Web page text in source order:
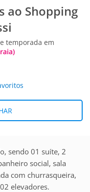
ao Shopping
temporada em
sendo 01 suíte, 2
social, sala
com churrasqueira,
elevadores.